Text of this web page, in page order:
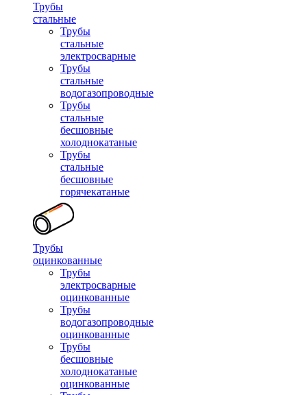
Трубы
стальные
Трубы
стальные
электросварные
Трубы
стальные
водогазопроводные
Трубы
стальные
бесшовные
холоднокатаные
Трубы
стальные
бесшовные
горячекатаные
Трубы
оцинкованные
Трубы
электросварные
оцинкованные
Трубы
водогазопроводные
оцинкованные
Трубы
бесшовные
холоднокатаные
оцинкованные